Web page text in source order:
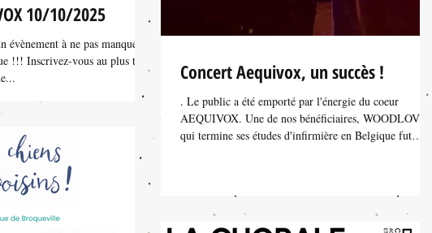
10/10/2025
à ne pas manquer.
!!! Inscrivez-vous au plus tôt à
de...
Concert Aequivox, un succès !
. Le public a été emporté par l'énergie du coeur
AEQUIVOX. Une de nos bénéficiaires, WOODLOVE,
qui termine ses études d'infirmière en Belgique fut